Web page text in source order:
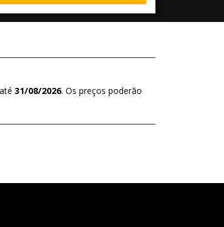
31/08/2026. Os preços poderão